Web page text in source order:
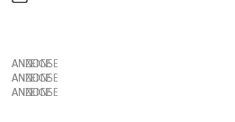
ANZEIGE
ANZEIGE
ANZEIGE